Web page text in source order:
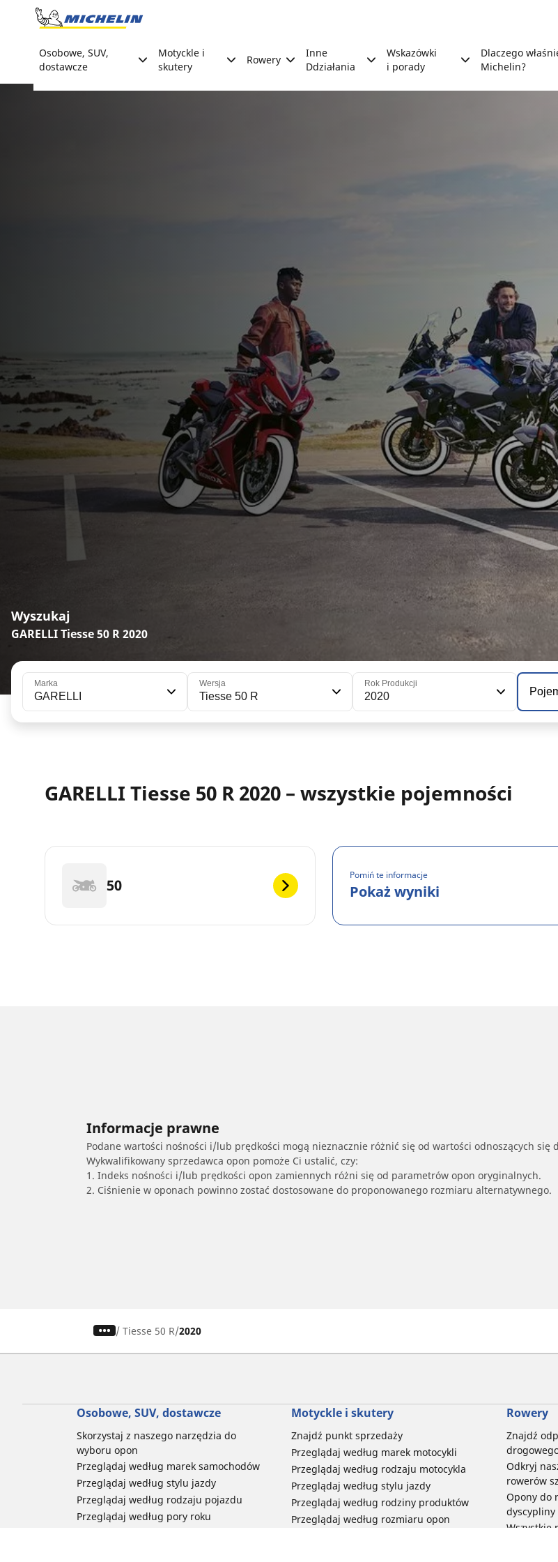
Go to page content
Osobowe, SUV,
dostawcze
Motyckle i
skutery
Rowery
Inne
Ddziałania
Wskazówki
i porady
Dlaczego
Michelin?
Wyszukaj
GARELLI Tiesse 50 R 2020
Marka
GARELLI
Wersja
Tiesse 50 R
Rok Produkcji
2020
GARELLI Tiesse 50 R 2020 – wszystkie pojemności
50
Pomiń te informacje
Pokaż wyniki
Informacje prawne
Podane wartości nośności i/lub prędkości mogą nieznacznie różnić się od wartości odnoszących
Wykwalifikowany sprzedawca opon pomoże Ci ustalić, czy:
1. Indeks nośności i/lub prędkości opon zamiennych różni się od parametrów opon oryginalnych.
2. Ciśnienie w oponach powinno zostać dostosowane do proponowanego rozmiaru alternatywnego.
/ Tiesse 50 R 2020
Osobowe, SUV, dostawcze
Skorzystaj z naszego narzędzia do
wyboru opon
Przeglądaj według marek samochodów
Przeglądaj według stylu jazdy
Przeglądaj według rodzaju pojazdu
Przeglądaj według pory roku
Motyckle i skutery
Znajdź punkt sprzedaży
Przeglądaj według marek motocykli
Przeglądaj według rodzaju motocykla
Przeglądaj według stylu jazdy
Przeglądaj według rodziny produktów
Przeglądaj według rozmiaru opon
Rowery
Znajdź
Odkryj
rowerów
Opony do
dyscypliny
Wszystkie